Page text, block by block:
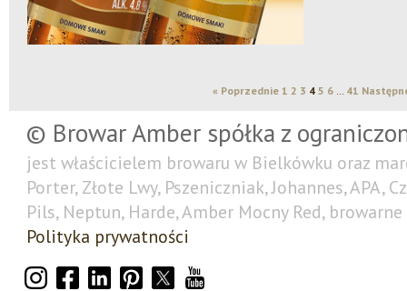
« Poprzednie 1 2 3 4 5 6 … 41
© Browar Amber spółka z
jest właścicielem browaru w Bielkówku oraz
Porter, Złote Lwy, Pszeniczniak, Johannes, APA,
Pils, Neptun, Harde, Amber Mocny Red,
Polityka prywatności